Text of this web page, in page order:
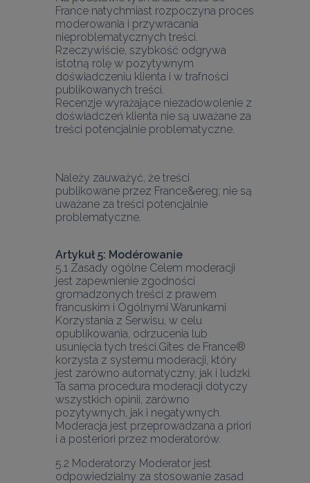
France natychmiast rozpoczyna proces
moderowania i przywracania
nieproblematycznych treści.
Rzeczywiście, szybkość odgrywa
istotną rolę w pozytywnym
doświadczeniu klienta i w trafności
publikowanych treści.
Recenzje wyrażające niezadowolenie z
doświadczeń klienta nie są uważane za
treści potencjalnie problematyczne.
Należy zauważyć, że treści
publikowane przez France&ereg; nie są
uważane za treści potencjalnie
Artykuł 5: Modérowanie
5.1 Zasady ogólne Celem moderacji
jest zapewnienie zgodności
gromadzonych treści z prawem
francuskim i Ogólnymi Warunkami
Korzystania z Serwisu, w celu
opublikowania, odrzucenia lub
usunięcia tych treści.Gîtes de France®
korzysta z systemu moderacji, który
jest zarówno automatyczny, jak i ludzki.
Ta sama procedura moderacji dotyczy
wszystkich opinii, zarówno
pozytywnych, jak i negatywnych.
Moderacja jest przeprowadzana a priori
5.2 Moderatorzy Moderator jest
odpowiedzialny za stosowanie zasad